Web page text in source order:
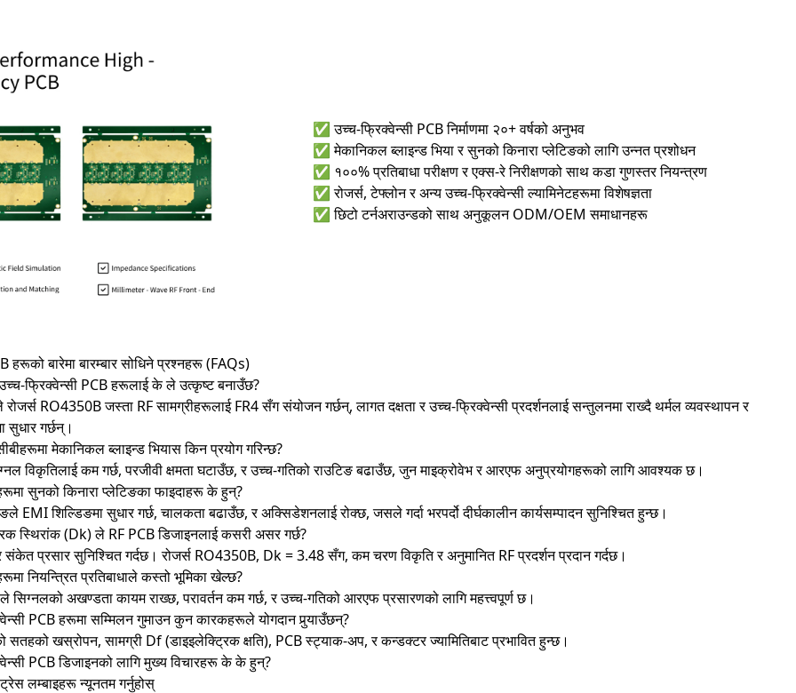
✅ उच्च-फ्रिक्वेन्सी PCB निर्माणमा २०+ वर्षको अनुभव
✅ मेकानिकल ब्लाइन्ड भिया र सुनको किनारा प्लेटिङको लागि उन्नत प्रशोधन
✅ १००% प्रतिबाधा परीक्षण र एक्स-रे निरीक्षणको साथ कडा गुणस्तर नियन्त्रण
✅ रोजर्स, टेफ्लोन र अन्य उच्च-फ्रिक्वेन्सी ल्यामिनेटहरूमा विशेषज्ञता
✅ छिटो टर्नअराउन्डको साथ अनुकूलन ODM/OEM समाधानहरू
हरूको बारेमा बारम्बार सोधिने प्रश्नहरू (FAQs)
फ्रिक्वेन्सी PCB हरूलाई के ले उत्कृष्ट बनाउँछ?
RO4350B जस्ता RF सामग्रीहरूलाई FR4 सँग संयोजन गर्छन्, लागत दक्षता र उच्च-फ्रिक्वेन्सी प्रदर्शनलाई सन्तुलनमा राख्दै थर्मल व्यवस्थापन र
सुधार गर्छन्।
मेकानिकल ब्लाइन्ड भियास किन प्रयोग गरिन्छ?
विकृतिलाई कम गर्छ, परजीवी क्षमता घटाउँछ, र उच्च-गतिको राउटिङ बढाउँछ, जुन माइक्रोवेभ र आरएफ अनुप्रयोगहरूको लागि आवश्यक छ।
सुनको किनारा प्लेटिङका ​​फाइदाहरू के हुन्?
EMI शिल्डिङमा सुधार गर्छ, चालकता बढाउँछ, र अक्सिडेशनलाई रोक्छ, जसले गर्दा भरपर्दो दीर्घकालीन कार्यसम्पादन सुनिश्चित हुन्छ।
स्थिरांक (Dk) ले RF PCB डिजाइनलाई कसरी असर गर्छ?
संकेत प्रसार सुनिश्चित गर्दछ। रोजर्स RO4350B, Dk = 3.48 सँग, कम चरण विकृति र अनुमानित RF प्रदर्शन प्रदान गर्दछ।
नियन्त्रित प्रतिबाधाले कस्तो भूमिका खेल्छ?
सिग्नलको अखण्डता कायम राख्छ, परावर्तन कम गर्छ, र उच्च-गतिको आरएफ प्रसारणको लागि महत्त्वपूर्ण छ।
PCB हरूमा सम्मिलन गुमाउन कुन कारकहरूले योगदान पुर्‍याउँछन्?
सतहको खस्रोपन, सामग्री Df (डाइइलेक्ट्रिक क्षति), PCB स्ट्याक-अप, र कन्डक्टर ज्यामितिबाट प्रभावित हुन्छ।
PCB डिजाइनको लागि मुख्य विचारहरू के के हुन्?
लम्बाइहरू न्यूनतम गर्नुहोस्